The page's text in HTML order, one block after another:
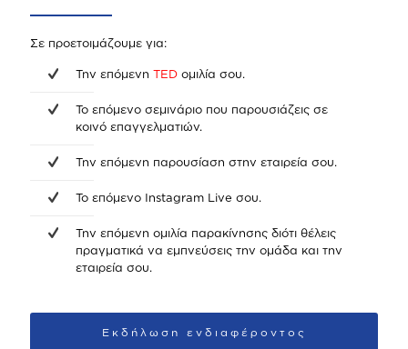
Σε προετοιμάζουμε για:
Την επόμενη TED ομιλία σου.
Το επόμενο σεμινάριο που παρουσιάζεις σε
κοινό επαγγελματιών.
Την επόμενη παρουσίαση στην εταιρεία σου.
Το επόμενο Instagram Live σου.
Την επόμενη ομιλία παρακίνησης διότι θέλεις
πραγματικά να εμπνεύσεις την ομάδα και την
εταιρεία σου.
Εκδήλωση ενδιαφέροντος